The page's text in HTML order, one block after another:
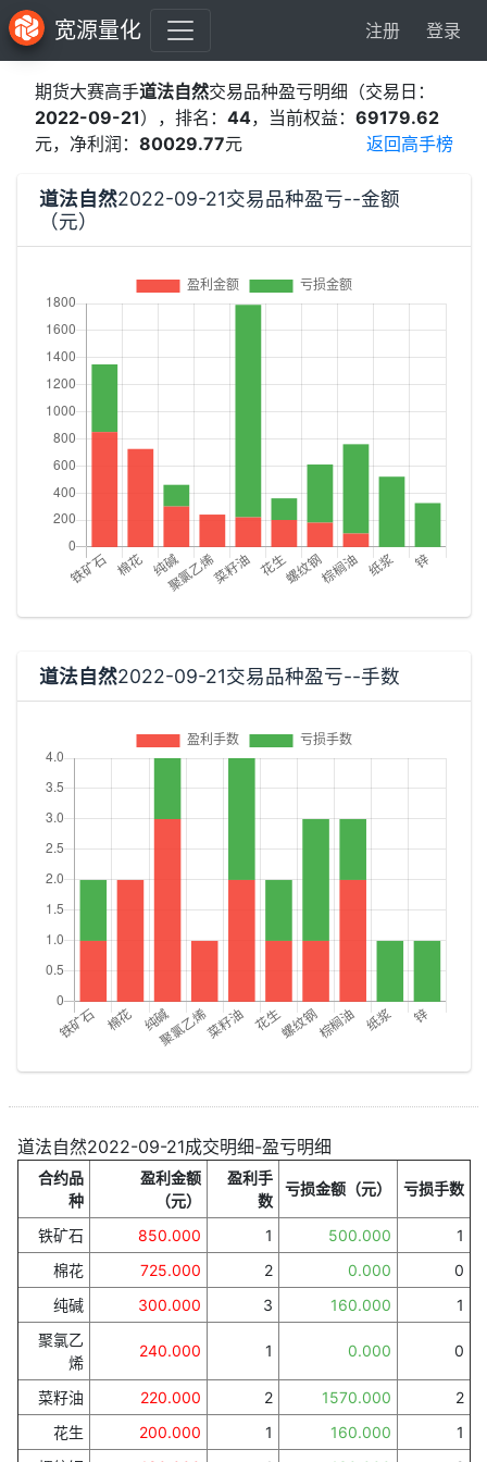
宽源量化 注册 登录
期货大赛高手道法自然交易品种盈亏明细（交易日：
2022-09-21），排名： 44，当前权益： 69179.62
元，净利润： 80029.77元 返回高手榜
道法自然2022-09-21交易品种盈亏--金额
（元）
道法自然2022-09-21交易品种盈亏--手数
道法自然2022-09-21成交明细-盈亏明细
合约品
种
盈利金额
（元）
盈利手
数
亏损金额（元） 亏损手数
铁矿石 850.000 1 500.000
1
棉花
725.000 2 0.000
0
纯碱
300.000 3 160.000
1
聚氯乙
烯
240.000 1 0.000 0
菜籽油 220.000 2 1570.000
2
花生
200.000 1 160.000
1